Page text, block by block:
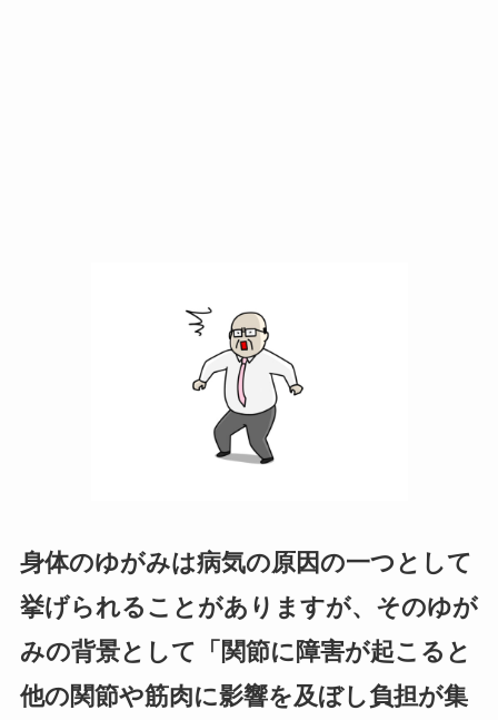
身体のゆがみは病気の原因の一つとして
挙げられることがありますが、そのゆが
みの背景として「関節に障害が起こると
他の関節や筋肉に影響を及ぼし負担が集